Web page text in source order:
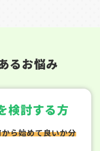
るお悩み
検討する方
ら始めて良いか分